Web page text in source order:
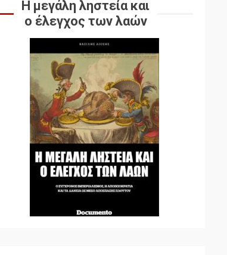
Η μεγάλη ληστεία και
ο έλεγχος των λαών